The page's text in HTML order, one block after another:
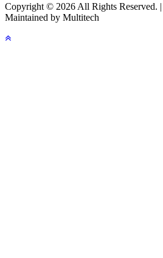
Copyright © 2026 All Rights Reserved.
Maintained by Multitech